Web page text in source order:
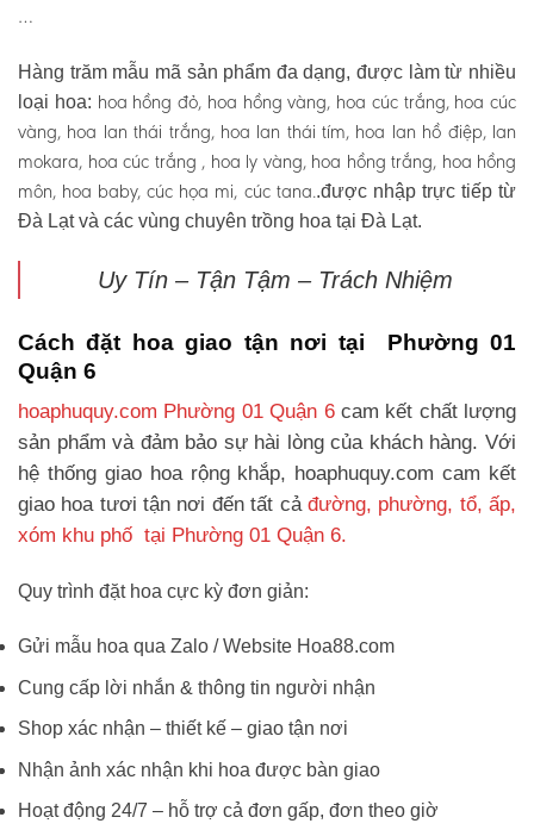
…
Hàng trăm mẫu mã sản phẩm đa dạng, được làm từ nhiều
loại hoa: hoa hồng đỏ, hoa hồng vàng, hoa cúc trắng, hoa cúc
vàng, hoa lan thái trắng, hoa lan thái tím, hoa lan hồ điệp, lan
mokara, hoa cúc trắng , hoa ly vàng, hoa hồng trắng, hoa hồng
môn, hoa baby, cúc họa mi, cúc tana..được nhập trực tiếp từ
Đà Lạt và các vùng chuyên trồng hoa tại Đà Lạt.
Uy Tín – Tận Tậm – Trách Nhiệm
Cách đặt hoa giao tận nơi tại Phường 01
Quận 6
hoaphuquy.com Phường 01 Quận 6cam kết chất lượng
sản phẩm và đảm bảo sự hài lòng của khách hàng. Với
hệ thống giao hoa rộng khắp, hoaphuquy.com cam kết
giao hoa tươi tận nơi đến tất cả đường, phường, tổ, ấp,
xóm khu phố tại Phường 01 Quận 6.
Quy trình đặt hoa cực kỳ đơn giản:
Gửi mẫu hoa qua Zalo / Website Hoa88.com
Cung cấp lời nhắn & thông tin người nhận
Shop xác nhận – thiết kế – giao tận nơi
Nhận ảnh xác nhận khi hoa được bàn giao
Hoạt động 24/7 – hỗ trợ cả đơn gấp, đơn theo giờ